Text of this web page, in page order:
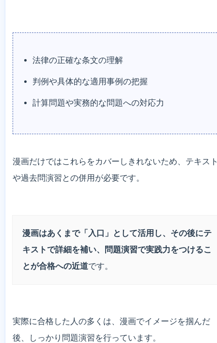
法律の正確な条文の理解
判例や具体的な適用事例の把握
計算問題や実務的な問題への対応力
漫画だけではこれらをカバーしきれないため、テキス
や過去問演習との併用が必要です。
漫画はあくまで「入口」として活用し、その後にテ
キストで詳細を補い、問題演習で実践力をつけるこ
とが合格への近道です。
実際に合格した人の多くは、漫画でイメージを掴んだ
後、しっかり問題演習を行っています。